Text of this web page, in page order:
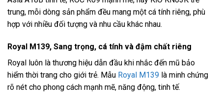
trung, mỗi dòng sản phẩm đều mang một cá tính riêng, phù
hợp với nhiều đối tượng và nhu cầu khác nhau.
Royal M139, Sang trọng, cá tính và đậm chất riêng
Royal luôn là thương hiệu dẫn đầu khi nhắc đến mũ bảo
hiểm thời trang cho giới trẻ. Mẫu Royal M139 là minh chứng
rõ nét cho phong cách mạnh mẽ, năng động, tinh tế.